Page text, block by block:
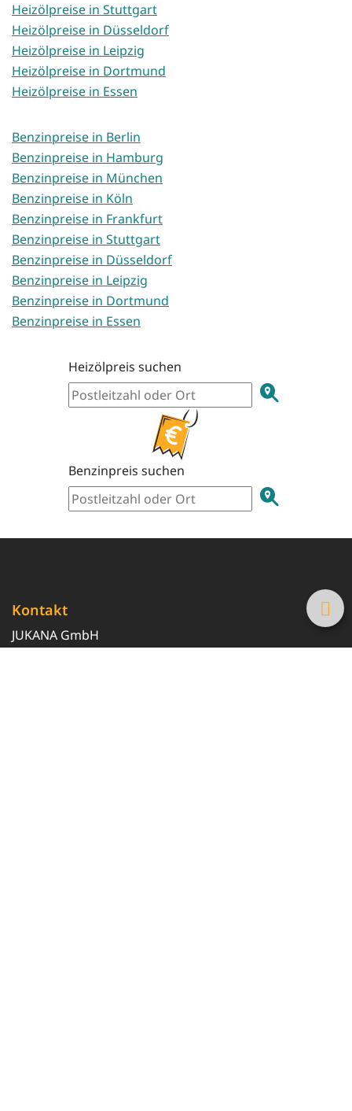
Heizölpreise in Stuttgart
Heizölpreise in Düsseldorf
Heizölpreise in Leipzig
Heizölpreise in Dortmund
Heizölpreise in Essen
Benzinpreise in Berlin
Benzinpreise in Hamburg
Benzinpreise in München
Benzinpreise in Köln
Benzinpreise in Frankfurt
Benzinpreise in Stuttgart
Benzinpreise in Düsseldorf
Benzinpreise in Leipzig
Benzinpreise in Dortmund
Benzinpreise in Essen
Heizölpreis suchen
Benzinpreis suchen
Kontakt
JUKANA GmbH